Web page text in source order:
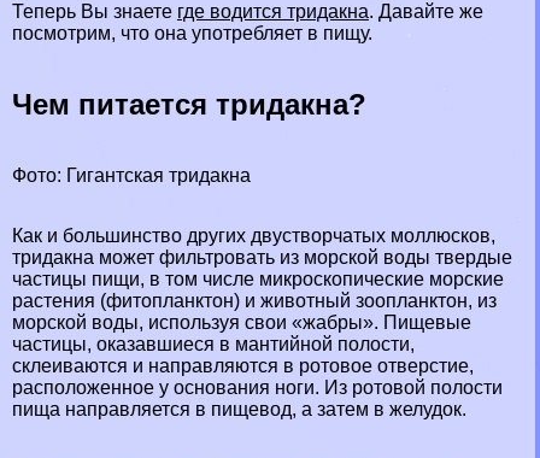
Теперь Вы знаете где водится тридакна. Давайте же
посмотрим, что она употрeбляет в пищу.
Чем питается тридакна?
Фото: Гигантская тридакна
Как и большинство других двустворчатых моллюсков,
тридакна может фильтровать из морской воды твердые
частицы пищи, в том числе микроскопические морские
растения (фитопланктон) и животный зоопланктон, из
морской воды, используя свои «жабры». Пищевые
частицы, оказавшиеся в мантийной полости,
склеиваются и направляются в ротовое отверстие,
расположенное у основания ноги. Из ротовой полости
пища направляется в пищевод, а затем в желудок.